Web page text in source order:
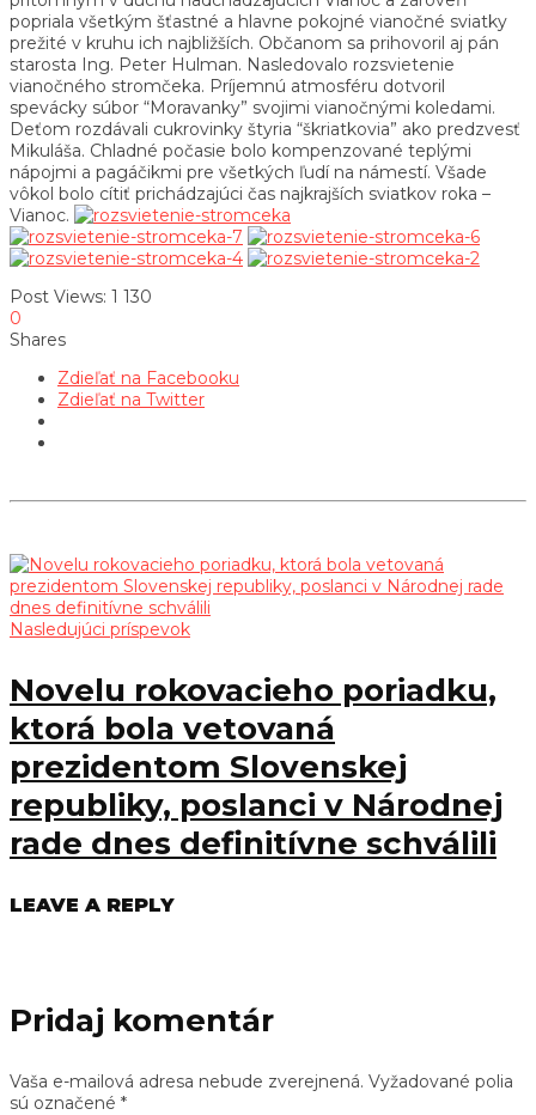
popriala všetkým šťastné a hlavne pokojné vianočné sviatky
prežité v kruhu ich najbližších. Občanom sa prihovoril aj pán
starosta Ing. Peter Hulman. Nasledovalo rozsvietenie
vianočného stromčeka. Príjemnú atmosféru dotvoril
spevácky súbor “Moravanky” svojimi vianočnými koledami.
Deťom rozdávali cukrovinky štyria “škriatkovia” ako predzvesť
Mikuláša. Chladné počasie bolo kompenzované teplými
nápojmi a pagáčikmi pre všetkých ľudí na námestí. Všade
vôkol bolo cítiť prichádzajúci čas najkrajších sviatkov roka –
Vianoc.
Post Views: 1 130
0
Shares
Zdieľať na Facebooku
Zdieľať na Twitter
Nasledujúci príspevok
Novelu rokovacieho poriadku,
ktorá bola vetovaná
prezidentom Slovenskej
republiky, poslanci v Národnej
rade dnes definitívne schválili
LEAVE A REPLY
Pridaj komentár
Vaša e-mailová adresa nebude zverejnená. Vyžadované polia
sú označené *